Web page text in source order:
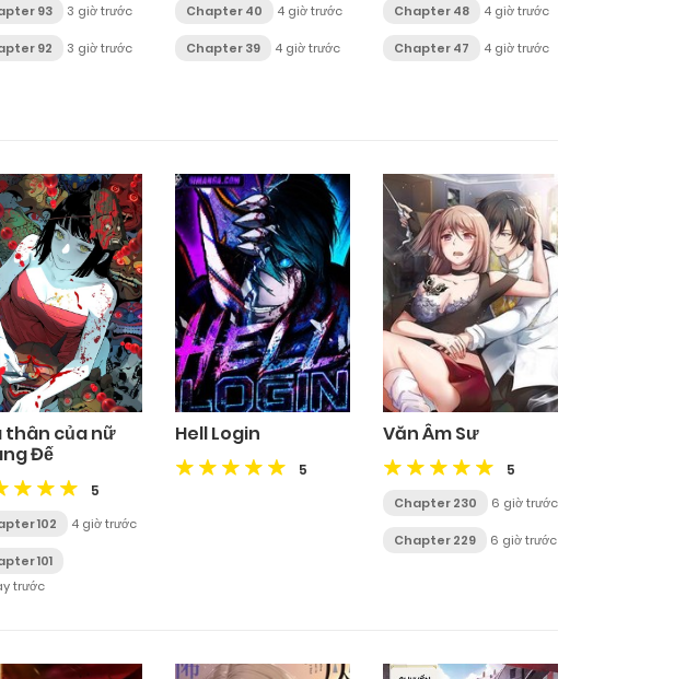
93 3 giờ trước
92 3 giờ trước
Chapter 40 4 giờ trước
Chapter 39 4 giờ trước
Chapter 48 4 giờ trước
Chapter 47 4 giờ trước
thân của nữ
Đế
5
102 4 giờ trước
101
trước
Hell Login
5
Văn Âm Sư
5
Chapter 230 6 giờ trước
Chapter 229 6 giờ trước